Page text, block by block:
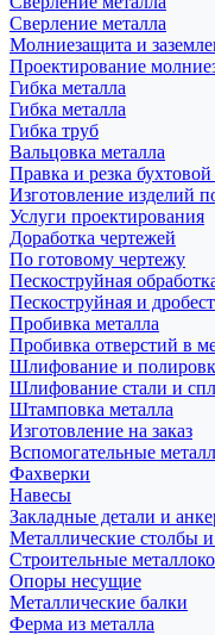
Сверление металла
Молниезащита и
Проектирование
Гибка металла
Гибка металла
Гибка труб
Вальцовка металла
Правка и резка
Изготовление изделий
Услуги проектирования
Доработка чертежей
По готовому чертежу
Пескоструйная
Пескоструйная и
Пробивка металла
Пробивка отверстий в
Шлифование и
Шлифование стали и
Штамповка металла
Изготовление на заказ
Вспомогательные
Фахверки
Навесы
Закладные детали и
Металлические столбы
Строительные
Опоры несущие
Металлические балки
Ферма из металла